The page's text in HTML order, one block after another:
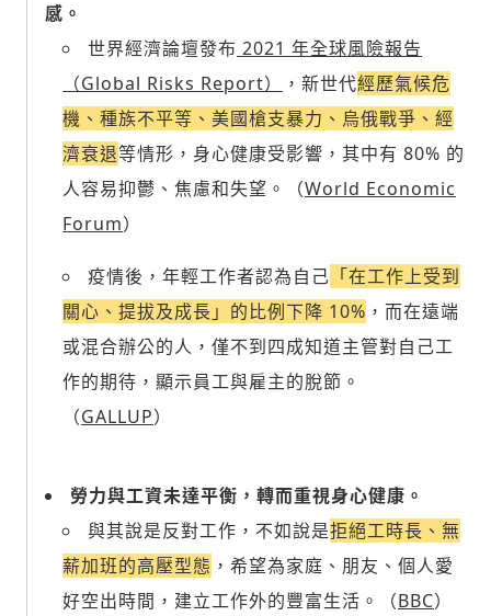
登入或註冊
輸入 Email 驗證碼
請輸入發送到的驗證碼
(十分鐘內有效)
感。
世界經濟論壇發布 2021 年全球風險報告
（Global Risks Report）
，新世代經歷氣候危
機、種族不平等、美國槍支暴力、烏俄戰爭、經
濟衰退等情形，身心健康受影響，其中有 80% 的
人容易抑鬱、焦慮和失望。（World Economic
Forum）
疫情後，年輕工作者認為自己 「在工作上受到
關心、提拔及成長」的比例下降 10% ，而在遠端
或混合辦公的人，僅不到四成知道主管對自己工
作的期待，顯示員工與雇主的脫節。
（GALLUP）
勞力與工資未達平衡，轉而重視身心健康。
與其說是反對工作，不如說是拒絕工時長、無
薪加班的高壓型態 ，希望為家庭、朋友、個人愛
好空出時間，建立工作外的豐富生活。（BBC）